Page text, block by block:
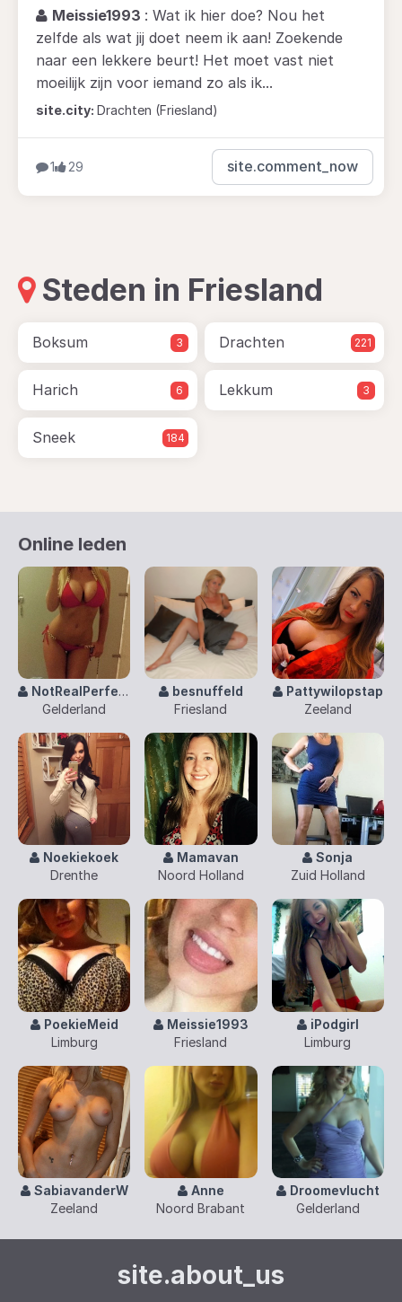
Meissie1993 : Wat ik hier doe? Nou het
zelfde als wat jij doet neem ik aan! Zoekende
naar een lekkere beurt! Het moet vast niet
moeilijk zijn voor iemand zo als ik...
site.city: Drachten (Friesland)
1 29 site.comment_now
Steden in Friesland
Boksum 3 Drachten 221
Harich 6 Lekkum 3
Sneek 184
Online leden
NotRealPerfect
Gelderland
besnuffeld
Friesland
Pattywilopstap
Zeeland
Noekiekoek
Drenthe
Mamavan
Noord Holland
Sonja
Zuid Holland
PoekieMeid
Limburg
Meissie1993
Friesland
iPodgirl
Limburg
SabiavanderW
Zeeland
Anne
Noord Brabant
Droomevlucht
Gelderland
site.about_us